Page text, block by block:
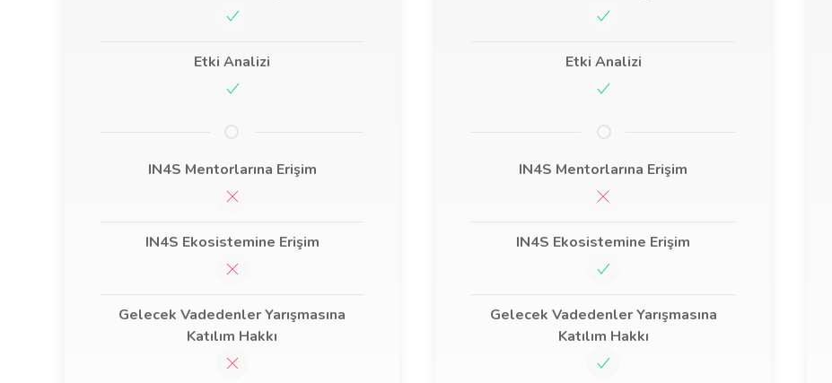
Etki Analizi
IN4S Mentorlarına Erişim
IN4S Ekosistemine Erişim
Gelecek Vadedenler Yarışmasına
Katılım Hakkı
Etki Analizi
IN4S Mentorlarına Erişim
IN4S Ekosistemine Erişim
Gelecek Vadedenler Yarışmasına
Katılım Hakkı